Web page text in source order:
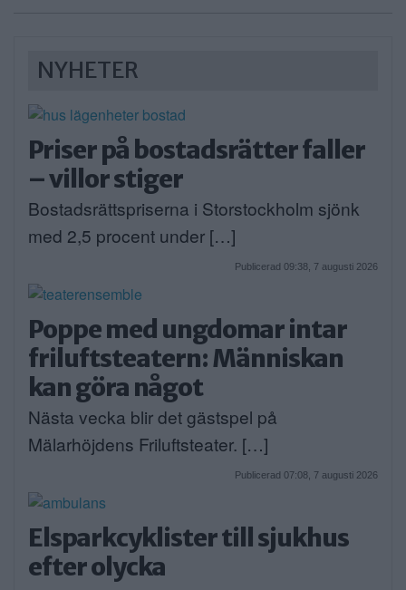
NYHETER
Priser på bostadsrätter faller
– villor stiger
Bostadsrättspriserna i Storstockholm sjönk
med 2,5 procent under […]
Publicerad 09:38, 7 augusti 2026
Poppe med ungdomar intar
friluftsteatern: Människan
kan göra något
Nästa vecka blir det gästspel på
Mälarhöjdens Friluftsteater. […]
Publicerad 07:08, 7 augusti 2026
Elsparkcyklister till sjukhus
efter olycka